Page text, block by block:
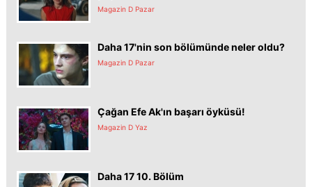
Magazin D Pazar
Daha 17'nin son bölümünde neler oldu?
Magazin D Pazar
Çağan Efe Ak'ın başarı öyküsü!
Magazin D Yaz
Daha 17 10. Bölüm